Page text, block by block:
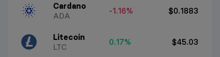
Cardano
ADA
-1.16% $0.1883
Litecoin
LTC
0.17% $45.03